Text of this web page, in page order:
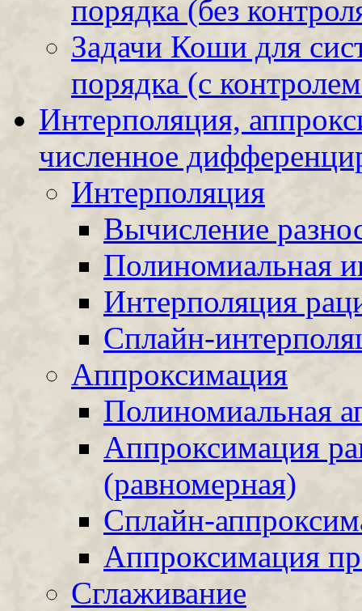
порядка (без
Задачи Коши для
порядка (с
Интерполяция,
численное
Интерполяция
Вычисление
Полиномиальная
Интерполяция
Сплайн-
Аппроксимация
Полиномиальная
Аппроксимация
(равномерная)
Сплайн-
Аппроксимация
Сглаживание